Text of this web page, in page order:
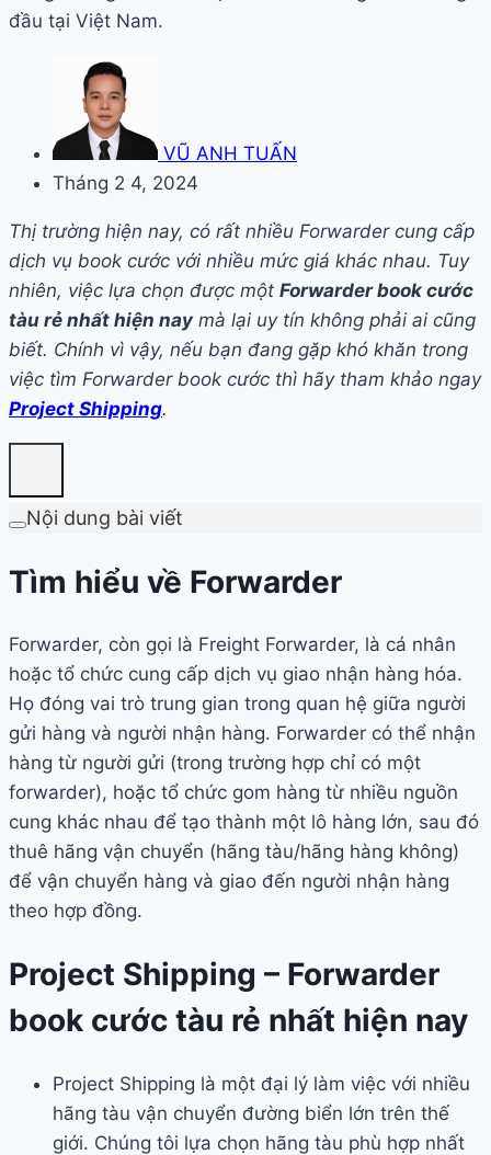
đầu tại Việt Nam.
VŨ ANH TUẤN
Tháng 2 4, 2024
Thị trường hiện nay, có rất nhiều Forwarder cung cấp
dịch vụ book cước với nhiều mức giá khác nhau. Tuy
nhiên, việc lựa chọn được một Forwarder book cước
tàu rẻ nhất hiện nay mà lại uy tín không phải ai cũng
biết. Chính vì vậy, nếu bạn đang gặp khó khăn trong
việc tìm Forwarder book cước thì hãy tham khảo ngay
Project Shipping.
Nội dung bài viết
Tìm hiểu về Forwarder
Forwarder, còn gọi là Freight Forwarder, là cá nhân
hoặc tổ chức cung cấp dịch vụ giao nhận hàng hóa.
Họ đóng vai trò trung gian trong quan hệ giữa người
gửi hàng và người nhận hàng. Forwarder có thể nhận
hàng từ người gửi (trong trường hợp chỉ có một
forwarder), hoặc tổ chức gom hàng từ nhiều nguồn
cung khác nhau để tạo thành một lô hàng lớn, sau đó
thuê hãng vận chuyển (hãng tàu/hãng hàng không)
để vận chuyển hàng và giao đến người nhận hàng
theo hợp đồng.
Project Shipping – Forwarder
book cước tàu rẻ nhất hiện nay
Project Shipping là một đại lý làm việc với nhiều
hãng tàu vận chuyển đường biển lớn trên thế
giới. Chúng tôi lựa chọn hãng tàu phù hợp nhất